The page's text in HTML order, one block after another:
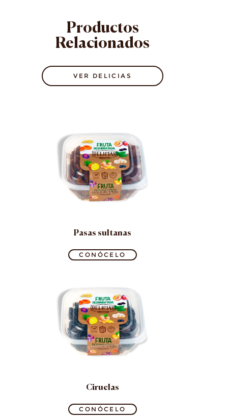
Productos
Relacionados
VER DELICIAS
Pasas sultanas
CONÓCELO
Ciruelas
CONÓCELO